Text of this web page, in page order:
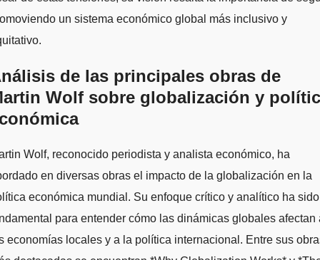
un sistema económico global más inclusivo y
de las principales obras de
Wolf sobre globalización y
Wolf, reconocido periodista y analista económico, ha
en diversas obras el impacto de la globalización en la
económica mundial. Su enfoque crítico y analítico ha sido
para entender cómo las dinámicas globales afectan
economías locales y a la política internacional. Entre sus